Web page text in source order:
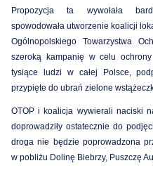
Propozycja ta wywołała
spowodowała utworzenie koalicji
Ogólnopolskiego Towarzystwa
szeroką kampanię w celu
tysiące ludzi w całej Polsce,
przypięte do ubrań zielone
OTOP i koalicja wywierali naciski
doprowadziłyostatecznie do
droga nie będzie poprowadzona
w pobliżu Dolinę Biebrzy, Puszczę